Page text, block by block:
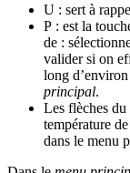
U : sert à
P : est la
de :
valider si on
long
principal.
Les flèches du
température
dans le menu